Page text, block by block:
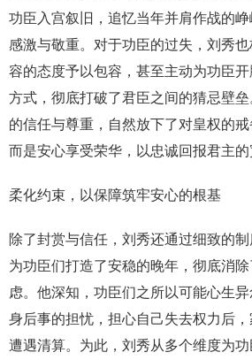
功臣入宫叙旧，追忆当年并肩作战的
感激与敬重。对于功臣的过失，刘秀
容的态度予以包容，甚至主动为功臣
方式，彻底打破了君臣之间的猜忌壁
的信任与尊重，自然放下了对皇权的戒
而是安心享受荣华，以忠诚回报君主的
柔化约束，以保障筑牢安心的根基
除了封赏与信任，刘秀还通过细致的制
为功臣们打造了安稳的晚年，彻底消
虑。他深知，功臣们之所以可能心生
身后事的担忧，担心自己失去权力后
遭遇清算。为此，刘秀从多个维度为功